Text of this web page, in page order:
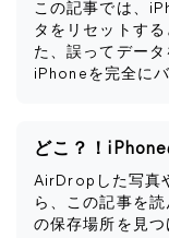
この記事では、
タをリセットす
た、誤ってデータ
iPhoneを完全に
どこ？！
AirDropした写真
ら、この記事を
の保存場所を見